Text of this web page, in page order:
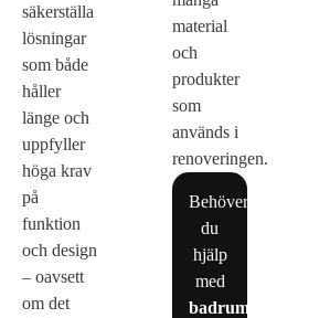
säkerställa
lösningar
som både
håller
länge och
uppfyller
höga krav
på
funktion
och design
– oavsett
om det
material
och
produkter
som
används i
renoveringen.
Behöver
du
hjälp
med
badrumsrenovering